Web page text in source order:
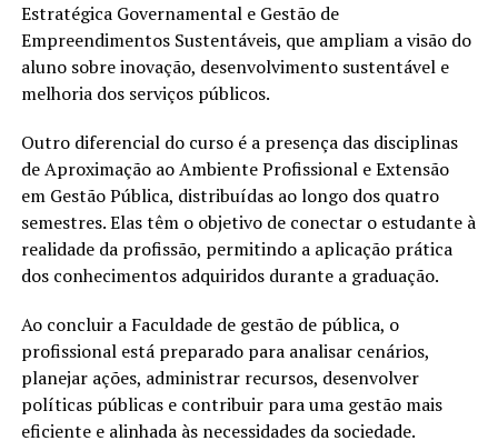
Estratégica Governamental e Gestão de
Empreendimentos Sustentáveis, que ampliam a visão do
aluno sobre inovação, desenvolvimento sustentável e
melhoria dos serviços públicos.
Outro diferencial do curso é a presença das disciplinas
de Aproximação ao Ambiente Profissional e Extensão
em Gestão Pública, distribuídas ao longo dos quatro
semestres. Elas têm o objetivo de conectar o estudante à
realidade da profissão, permitindo a aplicação prática
dos conhecimentos adquiridos durante a graduação.
Ao concluir a Faculdade de gestão de pública, o
profissional está preparado para analisar cenários,
planejar ações, administrar recursos, desenvolver
políticas públicas e contribuir para uma gestão mais
eficiente e alinhada às necessidades da sociedade.